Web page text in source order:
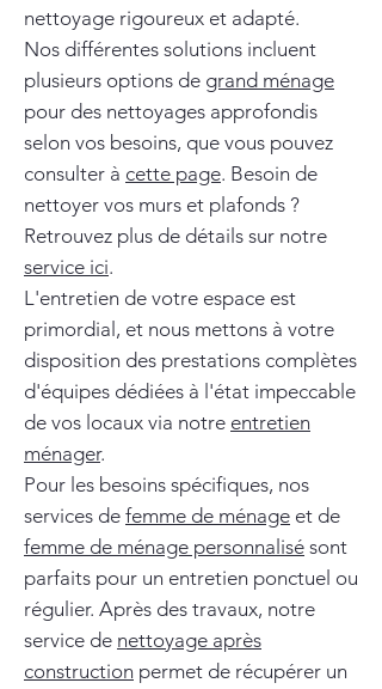
nettoyage rigoureux et adapté.
Nos différentes solutions incluent
plusieurs options de grand ménage
pour des nettoyages approfondis
selon vos besoins, que vous pouvez
consulter à cette page. Besoin de
nettoyer vos murs et plafonds ?
Retrouvez plus de détails sur notre
service ici.
L'entretien de votre espace est
primordial, et nous mettons à votre
disposition des prestations complètes
d'équipes dédiées à l'état impeccable
de vos locaux via notre entretien
ménager.
Pour les besoins spécifiques, nos
services de femme de ménage et de
femme de ménage personnalisé sont
parfaits pour un entretien ponctuel ou
régulier. Après des travaux, notre
service de nettoyage après
construction permet de récupérer un